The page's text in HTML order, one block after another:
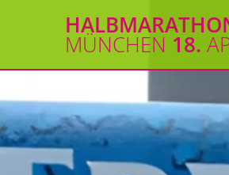
MÜNCHEN 18.